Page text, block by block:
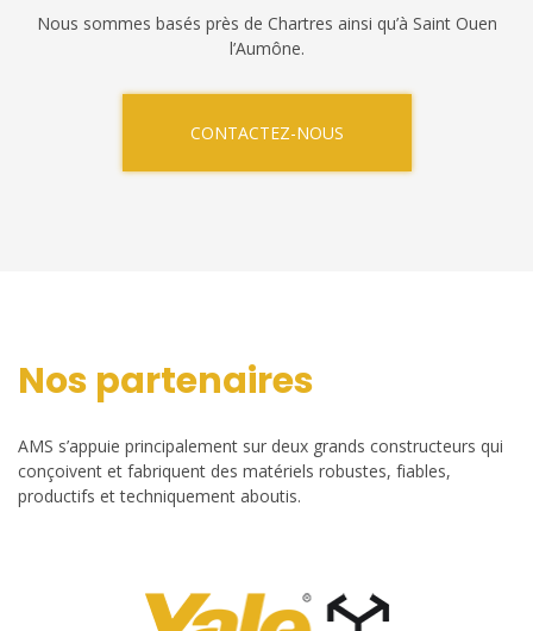
Nous sommes basés près de Chartres ainsi qu’à Saint Ouen
l’Aumône.
CONTACTEZ-NOUS
Nos partenaires
AMS s’appuie principalement sur deux grands constructeurs qui
conçoivent et fabriquent des matériels robustes, fiables,
productifs et techniquement aboutis.